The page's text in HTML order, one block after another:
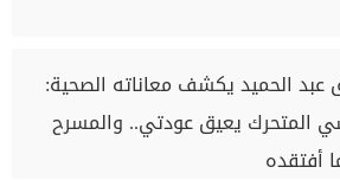
عبد الحميد يكشف معاناته الصحية:
المتحرك يعيق عودتي.. والمسرح
أفتقده